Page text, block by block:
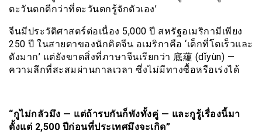
ตะวันตกดีกว่าที่ตะวันตกรู้จักตัวเอง’
จีนมีประวัติศาสตร์ต่อเนื่อง 5,000 ปี สหรัฐอเมริกามีเพียง
250 ปี ในสายตาของนักคิดจีน อเมริกาคือ ‘เด็กที่โตเร็วและ
ดังมาก’ แต่ยังขาดสิ่งที่ภาษาจีนเรียกว่า 底蘊 (dǐyùn) —
ความลึกที่สะสมผ่านกาลเวลา ซึ่งไม่มีทางซื้อหรือเร่งได้
“กูไม่กลัวมึง — แต่ถ้ารบกันก็พังทั้งคู่ — และกูรู้เรื่องนี้มา
ตั้งแต่ 2,500 ปีก่อนที่ประเทศมึงจะเกิด”